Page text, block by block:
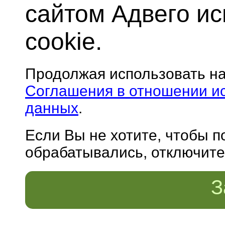
сайтом Адвего
cookie.
Продолжая использовать
Соглашения в отношении
данных.
Если Вы не хотите, чтобы
обрабатывались,